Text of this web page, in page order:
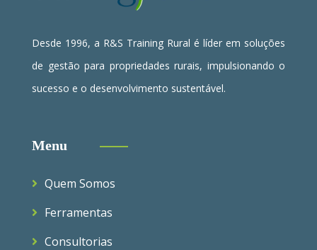
Desde 1996, a R&S Training Rural é líder em soluções
de gestão para propriedades rurais, impulsionando o
sucesso e o desenvolvimento sustentável.
Menu
Quem Somos
Ferramentas
Consultorias